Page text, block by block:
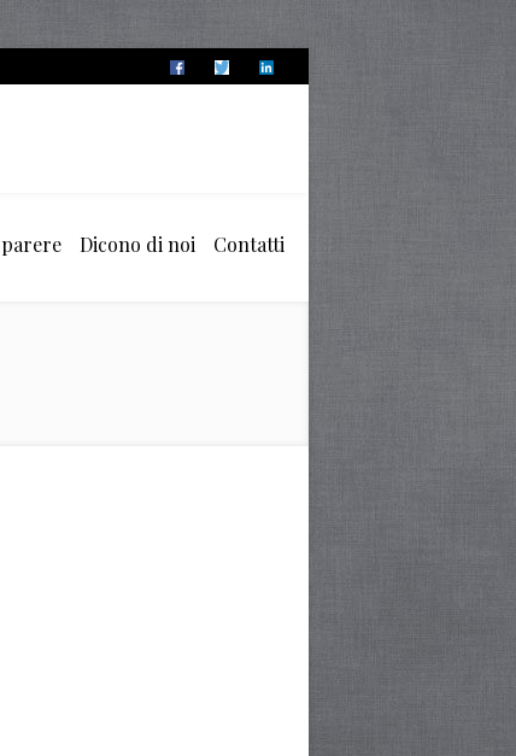
Dicono di noi Contatti